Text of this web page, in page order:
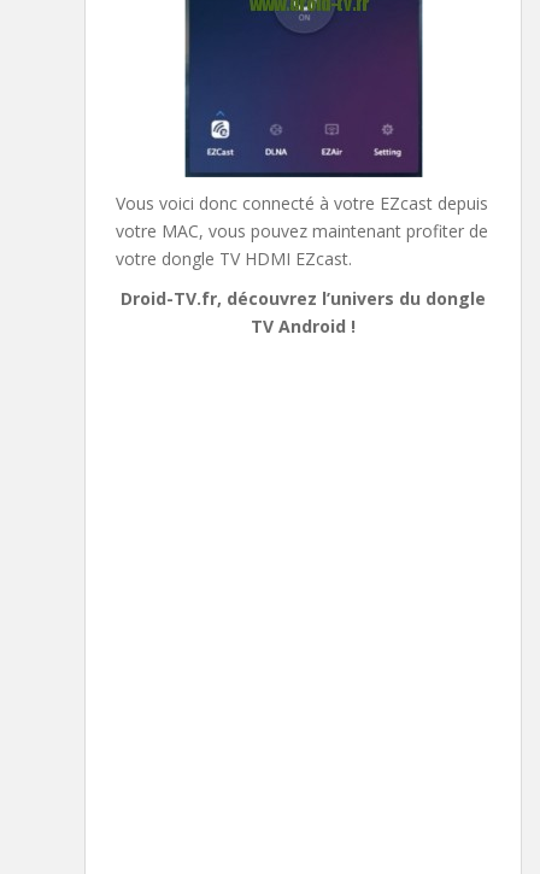
Vous voici donc connecté à votre EZcast depuis
votre MAC, vous pouvez maintenant profiter de
votre dongle TV HDMI EZcast.
Droid-TV.fr, découvrez l’univers du dongle
TV Android !